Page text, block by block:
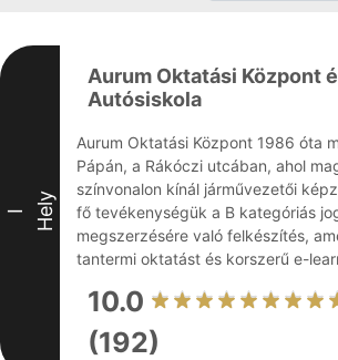
I Hely
Aurum Oktatási Központ
Autósiskola
Aurum Oktatási Központ 1986 óta
Pápán, a Rákóczi utcában, ahol
színvonalon kínál járművezetői
fő tevékenységük a B kategóriás
megszerzésére való felkészítés,
tantermi oktatást és korszerű e-
10.0
(192)